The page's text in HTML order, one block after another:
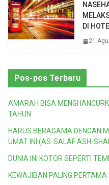
DI
21
Pos-pos Terbaru
AMARAH BISA
TAHUN
HARUS BERAGAMA DENGAN
UMAT INI (AS-SALAF ASH-
DUNIA INI KOTOR SEPERTI
KEWAJIBAN PALING